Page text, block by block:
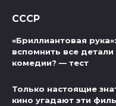
СССР
«Бриллиантовая
вспомнить все
комедии? — тест
Только настоящие
кино угадают эти